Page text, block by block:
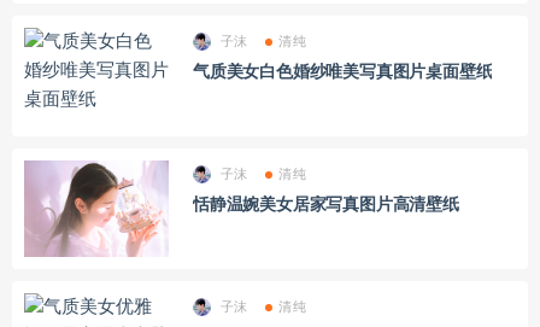
子沫 清纯
气质美女白色婚纱唯美写真图片桌面壁纸
子沫 清纯
恬静温婉美女居家写真图片高清壁纸
子沫 清纯